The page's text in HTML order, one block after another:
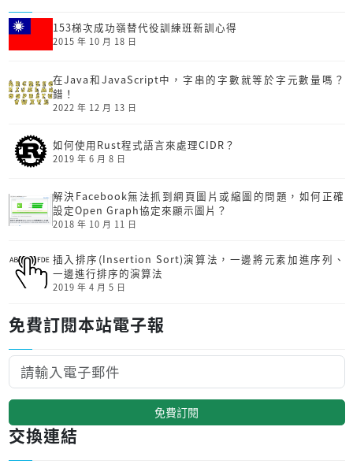
153梯次成功嶺替代役訓練班新訓心得
2015 年 10 月 18 日
在Java和JavaScript中，字串的字數就等於字元數量嗎？
錯！
2022 年 12 月 13 日
如何使用Rust程式語言來處理CIDR？
2019 年 6 月 8 日
解決Facebook無法抓到網頁圖片或縮圖的問題，如何正確
設定Open Graph協定來顯示圖片？
2018 年 10 月 11 日
插入排序(Insertion Sort)演算法，一邊將元素加進序列、
一邊進行排序的演算法
2019 年 4 月 5 日
免費訂閱本站電子報
免費訂閱
交換連結